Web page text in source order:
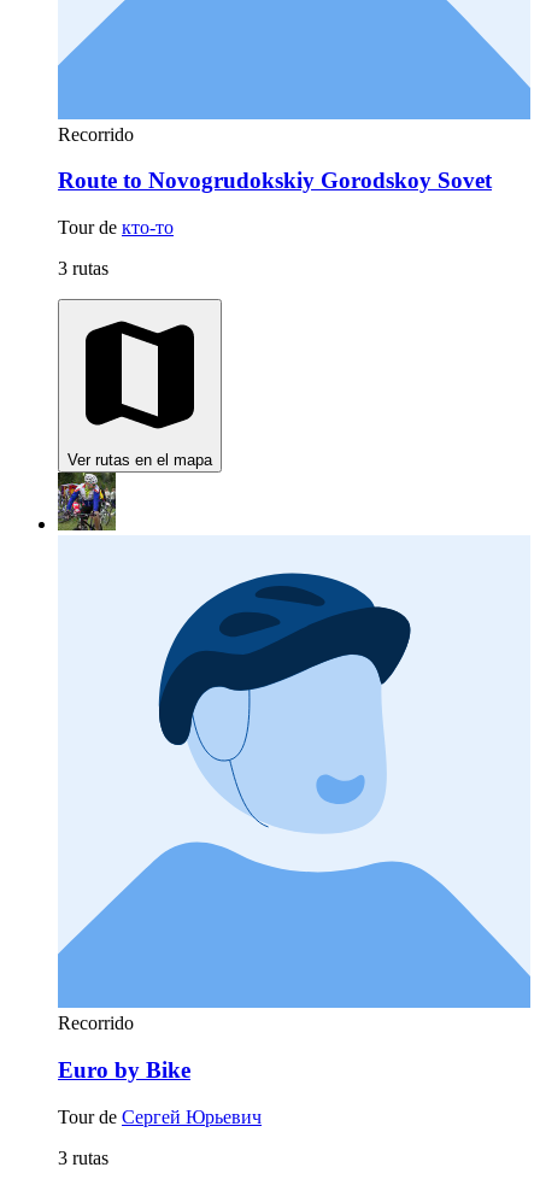
Recorrido
Route to Novogrudokskiy Gorodskoy Sovet
Tour de кто-то
3 rutas
Ver rutas en el mapa
Recorrido
Euro by Bike
Tour de Сергей Юрьевич
3 rutas